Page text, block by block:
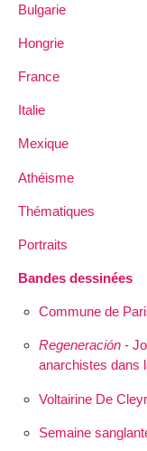
Bulgarie
Hongrie
France
Italie
Mexique
Athéisme
Thématiques
Portraits
Bandes dessinées
Commune de
Regeneración-
anarchistes dans
Voltairine De
Semaine